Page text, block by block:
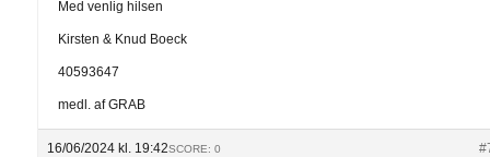
Med venlig hilsen
Kirsten & Knud Boeck
40593647
medl. af GRAB
16/06/2024 kl. 19:42SCORE: 0